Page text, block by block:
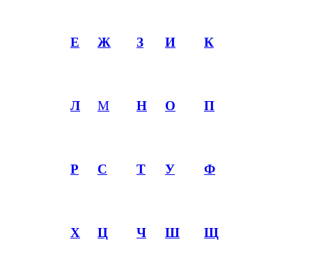
Е Ж З И К
Л М Н О П
Р С Т У Ф
Х Ц Ч Ш Щ